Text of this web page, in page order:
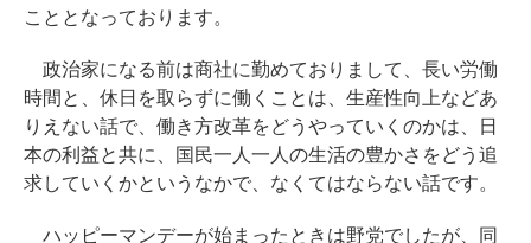
こととなっております。
政治家になる前は商社に勤めておりまして、長い労働
時間と、休日を取らずに働くことは、生産性向上などあ
りえない話で、働き方改革をどうやっていくのかは、日
本の利益と共に、国民一人一人の生活の豊かさをどう追
求していくかというなかで、なくてはならない話です。
ハッピーマンデーが始まったときは野党でしたが、同